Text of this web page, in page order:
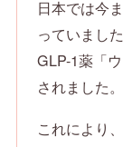
日本では今
っていまし
GLP-1薬「
されました。
これにより